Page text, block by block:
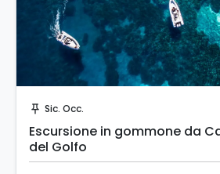
push_pin Sic. Occ.
Escursione in gommone da
del Golfo